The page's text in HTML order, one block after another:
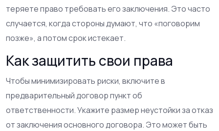
теряете право требовать его заключения. Это часто
случается, когда стороны думают, что «поговорим
позже», а потом срок истекает.
Как защитить свои права
Чтобы минимизировать риски, включите в
предварительный договор пункт об
ответственности. Укажите размер неустойки за отказ
от заключения основного договора. Это может быть